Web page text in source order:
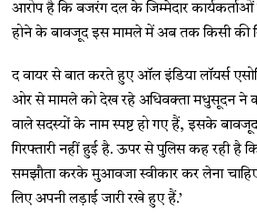
आरोप है कि बजरंग दल के जिम्मेदार
होने के बावजूद इस मामले में अब तक किसी की
द वायर से बात करते हुए ऑल इंडिया लॉयर्स
ओर से मामले को देख रहे अधिवक्ता मधुसूदन ने
वाले सदस्यों के नाम स्पष्ट हो गए हैं, इसके
गिरफ्तारी नहीं हुई है. ऊपर से पुलिस कह रही है
समझौता करके मुआवजा स्वीकार कर लेना
लिए अपनी लड़ाई जारी रखे हुए हैं.’